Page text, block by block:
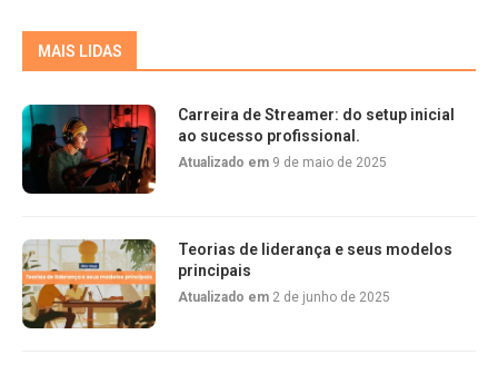
MAIS LIDAS
Carreira de Streamer: do setup inicial
ao sucesso profissional.
Atualizado em 9 de maio de 2025
Teorias de liderança e seus modelos
principais
Atualizado em 2 de junho de 2025